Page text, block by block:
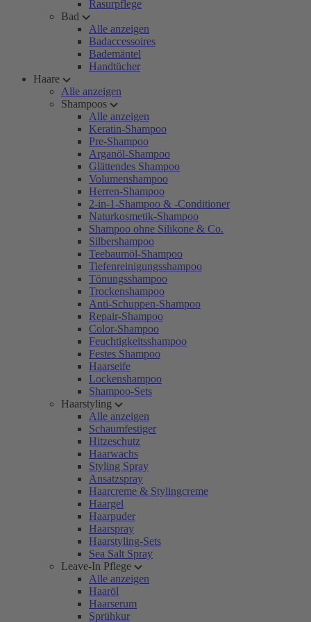
Rasurpflege
Bad
Alle anzeigen
Badaccessoires
Bademäntel
Handtücher
Haare
Alle anzeigen
Shampoos
Alle anzeigen
Keratin-Shampoo
Pre-Shampoo
Arganöl-Shampoo
Glättendes Shampoo
Volumenshampoo
Herren-Shampoo
2-in-1-Shampoo & -Conditioner
Naturkosmetik-Shampoo
Shampoo ohne Silikone & Co.
Silbershampoo
Teebaumöl-Shampoo
Tiefenreinigungsshampoo
Tönungsshampoo
Trockenshampoo
Anti-Schuppen-Shampoo
Repair-Shampoo
Color-Shampoo
Feuchtigkeitsshampoo
Festes Shampoo
Haarseife
Lockenshampoo
Shampoo-Sets
Haarstyling
Alle anzeigen
Schaumfestiger
Hitzeschutz
Haarwachs
Styling Spray
Ansatzspray
Haarcreme & Stylingcreme
Haargel
Haarpuder
Haarspray
Haarstyling-Sets
Sea Salt Spray
Leave-In Pflege
Alle anzeigen
Haaröl
Haarserum
Sprühkur